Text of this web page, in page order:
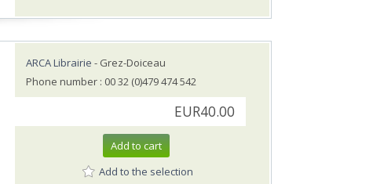
ARCA Librairie - Grez-Doiceau
Phone number : 00 32 (0)479 474 542
EUR40.00
Add to cart
Add to the selection